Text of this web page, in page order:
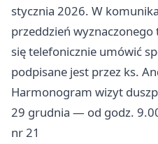
stycznia 2026. W
przeddzień
się telefonicznie umówić
podpisane jest przez ks.
Harmonogram wizyt
29 grudnia — od godz.
nr 21